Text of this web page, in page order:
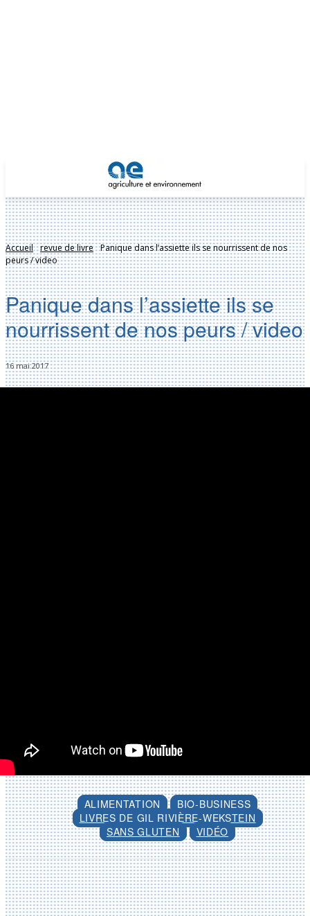
Accueil revue de livre Panique dans l’assiette ils se nourrissent de nos
peurs / video
Panique dans l’assiette ils se
nourrissent de nos peurs / video
16 mai 2017
ALIMENTATION
BIO-BUSINESS
LIVRES DE GIL RIVIÈRE-WEKSTEIN
SANS GLUTEN
VIDÉO
Facebook X